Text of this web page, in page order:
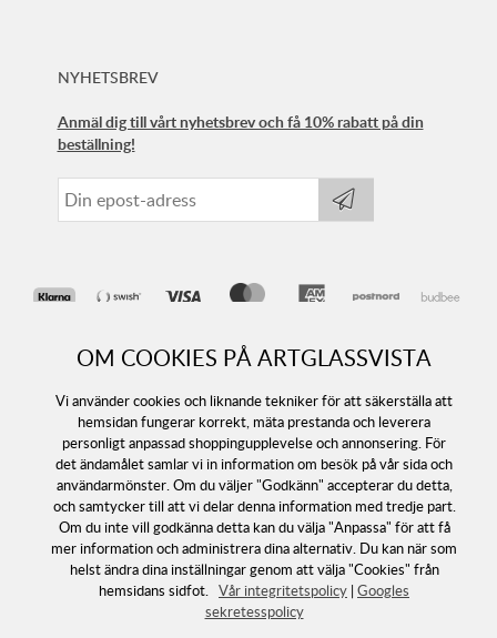
OM COOKIES PÅ ARTGLASSVISTA
Vi använder cookies och liknande tekniker för att säkerställa att
hemsidan fungerar korrekt, mäta prestanda och leverera
personligt anpassad shoppingupplevelse och annonsering. För
det ändamålet samlar vi in information om besök på vår sida och
användarmönster. Om du väljer "Godkänn" accepterar du detta,
och samtycker till att vi delar denna information med tredje part.
Om du inte vill godkänna detta kan du välja "Anpassa" för att få
mer information och administrera dina alternativ. Du kan när som
helst ändra dina inställningar genom att välja "Cookies" från
hemsidans sidfot. Vår integritetspolicy | Googles
sekretesspolicy
NYHETSBREV
Anmäl dig till vårt nyhetsbrev och få 10% rabatt på din
beställning!
Följ oss